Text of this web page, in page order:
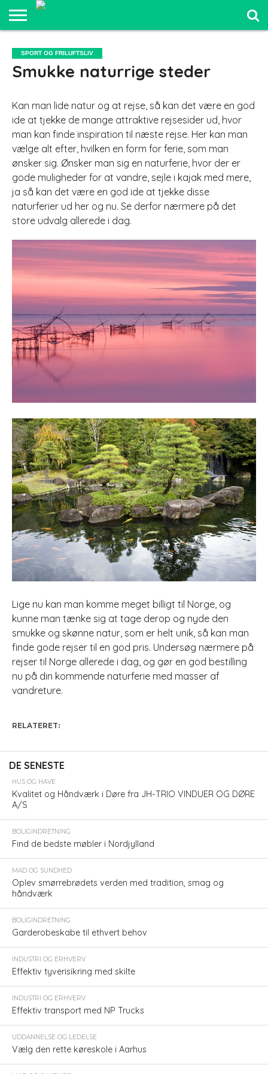
FRILUFTSLIV
COMPUTER
OG IT
OG
SJOV
ELEKTRONIK
MAD OG
SUNDHED
UDDANNELSE
OG LEDELSE
SPORT OG FRILUFTSLIV
Smukke naturrige steder
Kan man lide natur og at rejse, så kan det være en god
ide at tjekke de mange attraktive rejsesider ud, hvor
man kan finde inspiration til næste rejse. Her kan man
vælge alt efter, hvilken en form for ferie, som man
ønsker sig. Ønsker man sig en naturferie, hvor der er
gode muligheder for at vandre, sejle i kajak med mere,
ja så kan det være en god ide at tjekke disse
naturferier ud her og nu. Se derfor nærmere på det
store udvalg allerede i dag.
Lige nu kan man komme meget billigt til Norge, og
kunne man tænke sig at tage derop og nyde den
smukke og skønne natur, som er helt unik, så kan man
finde gode rejser til en god pris. Undersøg nærmere på
rejser til Norge allerede i dag, og gør en god bestilling
nu på din kommende naturferie med masser af
vandreture.
RELATERET:
DE SENESTE
HUS OG HAVE
Kvalitet og Håndværk i Døre fra JH-TRIO VINDUER OG DØRE
A/S
BOLIGINDRETNING
Find de bedste møbler i Nordjylland
MAD OG SUNDHED
Oplev smørrebrødets verden med tradition, smag og
håndværk
BOLIGINDRETNING
Garderobeskabe til ethvert behov
INDUSTRI OG ERHVERV
Effektiv tyverisikring med skilte
INDUSTRI OG ERHVERV
Effektiv transport med NP Trucks
UDDANNELSE OG LEDELSE
Vælg den rette køreskole i Aarhus